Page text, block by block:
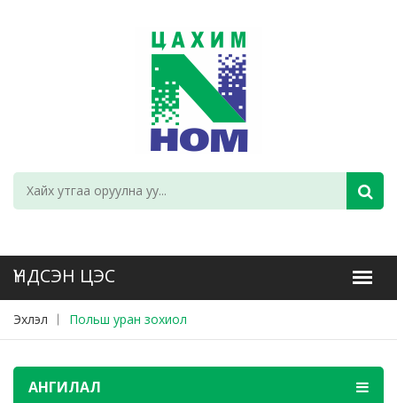
Эхлэл Польш уран зохиол
АНГИЛАЛ